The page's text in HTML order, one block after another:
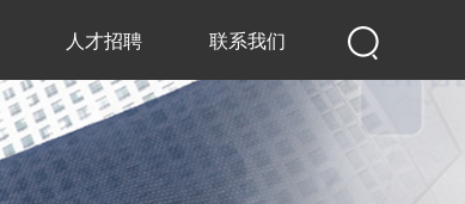
人才招聘 联系我们